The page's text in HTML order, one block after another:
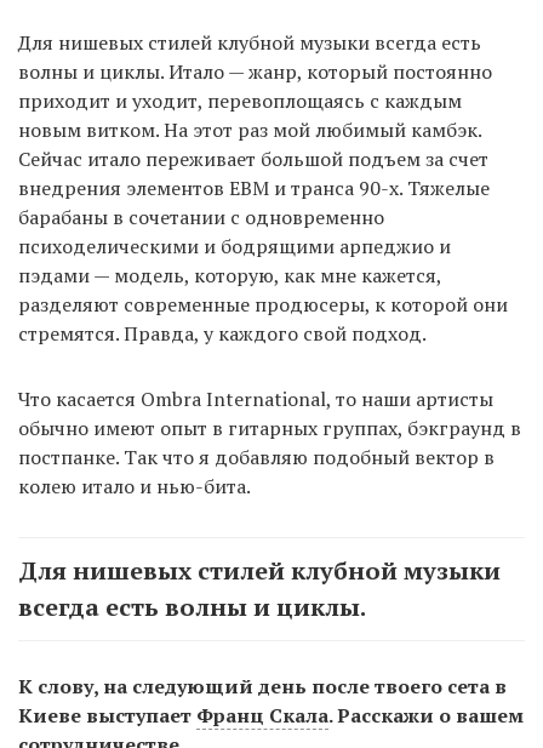
Для нишевых стилей клубной музыки всегда есть
волны и циклы. Итало — жанр, который постоянно
приходит и уходит, перевоплощаясь с каждым
новым витком. На этот раз мой любимый камбэк.
Сейчас итало переживает большой подъем за счет
внедрения элементов EBM и транса 90-х. Тяжелые
барабаны в сочетании с одновременно
психоделическими и бодрящими арпеджио и
пэдами — модель, которую, как мне кажется,
разделяют современные продюсеры, к которой они
стремятся. Правда, у каждого свой подход.
Что касается Ombra International, то наши артисты
обычно имеют опыт в гитарных группах, бэкграунд в
постпанке. Так что я добавляю подобный вектор в
колею итало и нью-бита.
Для нишевых стилей клубной музыки
всегда есть волны и циклы.
К слову, на следующий день после твоего сета в
Киеве выступает Франц Скала. Расскажи о вашем